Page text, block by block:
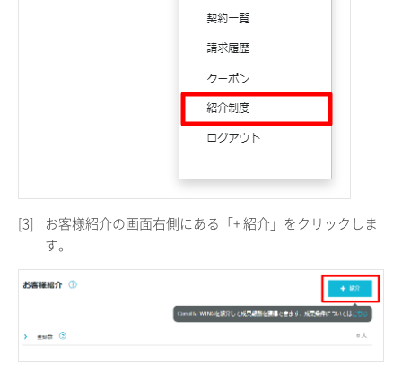
[3]
お客様紹介の画面右側にある「+ 紹介」をクリックしま
す。